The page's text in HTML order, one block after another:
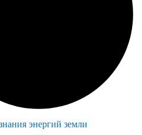
энергий земли